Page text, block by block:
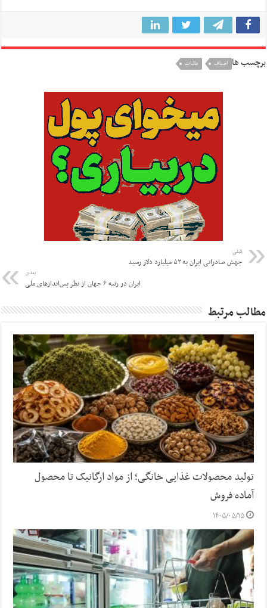
برچسب ها اصناف مالیات
قبلی
جهش صادراتی ایران به ۵۳ میلیارد دلار رسید
بعدی
ایران در رتبه ۶ جهان از نظر پس‌اندازهای ملی
مطالب مرتبط
تولید محصولات غذایی خانگی؛ از مواد ارگانیک تا محصول
آماده فروش
۱۴۰۵/۰۵/۱۵